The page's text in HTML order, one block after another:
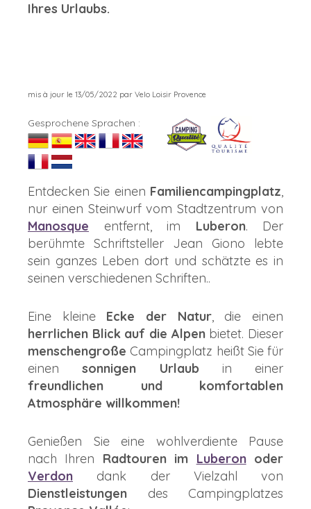
Ihres Urlaubs.
mis à jour le 13/05/2022 par Velo Loisir Provence
Gesprochene Sprachen :
Entdecken Sie einen Familiencampingplatz,
nur einen Steinwurf vom Stadtzentrum von
Manosque entfernt, im Luberon. Der
berühmte Schriftsteller Jean Giono lebte
sein ganzes Leben dort und schätzte es in
seinen verschiedenen Schriften..
Eine kleine Ecke der Natur, die einen
herrlichen Blick auf die Alpenbietet. Dieser
menschengroße Campingplatz heißt Sie für
einensonnigen Urlaub in einer
freundlichen und komfortablen
Atmosphäre willkommen!
Genießen Sie eine wohlverdiente Pause
nach Ihren Radtouren im Luberonoder
Verdon dank der Vielzahl von
Dienstleistungen des Campingplatzes